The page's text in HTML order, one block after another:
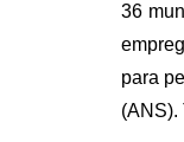
36
para
(ANS).